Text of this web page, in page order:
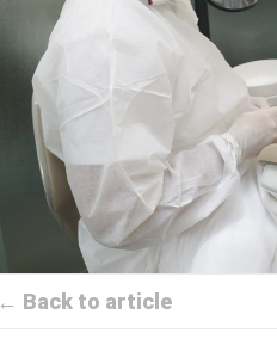
← Back to article